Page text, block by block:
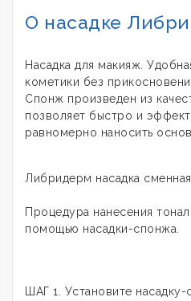
О насадке
Насадка для макияж.
кометики без
Спонж произведен из
позволяет быстро и
равномерно наносить
Либридерм насадка
Процедура нанесения
помощью насадки-спонжа.
ШАГ 1. Установите